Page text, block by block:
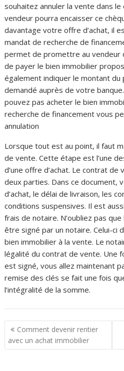
souhaitez annuler la vente dans
vendeur pourra encaisser ce
davantage votre offre d’achat, il
mandat de recherche de
permet de promettre au vendeur
de payer le bien immobilier
également indiquer le montant du
demandé auprès de votre
pouvez pas acheter le bien
recherche de financement vous
annulation
Lorsque tout est au point, il faut
de vente. Cette étape est l’une
d’une offre d’achat. Le contrat
deux parties. Dans ce document,
d’achat, le délai de livraison, les
conditions suspensives. Il est
frais de notaire. N’oubliez pas
être signé par un notaire. Celui-ci
bien immobilier à la vente. Le
légalité du contrat de vente. Une
est signé, vous allez maintenant
remise des clés se fait une fois
l’intégralité de la somme.
N
a
Comment devenir rentier
avec un achat immobilier